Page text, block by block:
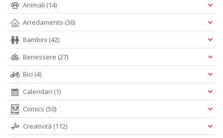
Animali (14)
Arredamento (36)
Bambini (42)
Benessere (27)
Bici (4)
Calendari (1)
Comics (50)
Creatività (112)